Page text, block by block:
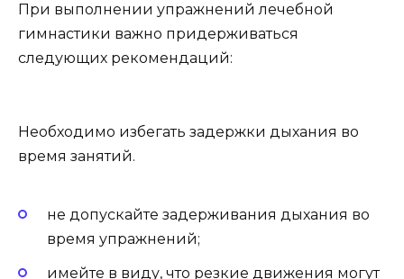
При выполнении упражнений лечебной
гимнастики важно придерживаться
следующих рекомендаций:
Необходимо избегать задержки дыхания во
время занятий.
не допускайте задерживания дыхания во
время упражнений;
имейте в виду, что резкие движения могут